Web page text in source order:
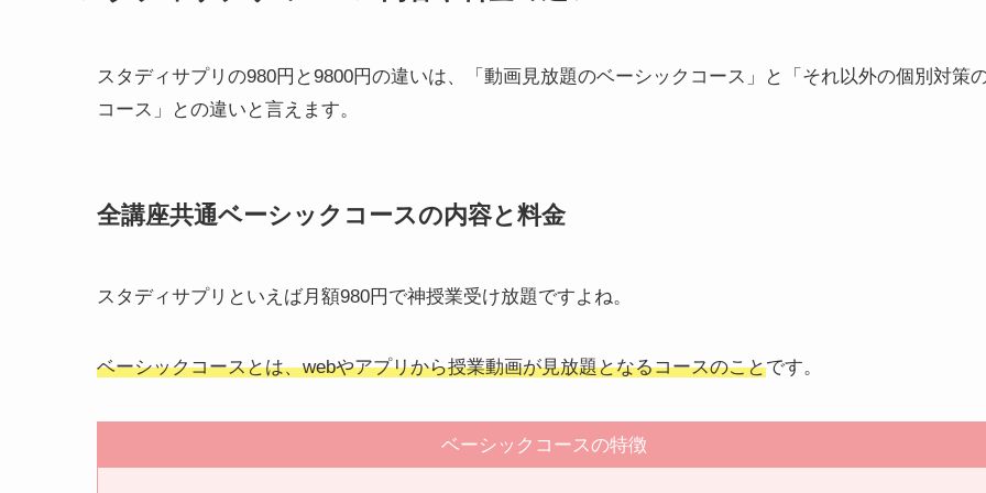
スタディサプリの980円と9800円の違いは、「動画見放題のベーシックコース」と「それ以外の個別対策
コース」との違いと言えます。
全講座共通ベーシックコースの内容と料金
スタディサプリといえば月額980円で神授業受け放題ですよね。
ベーシックコースとは、webやアプリから授業動画が見放題となるコースのことです。
ベーシックコースの特徴